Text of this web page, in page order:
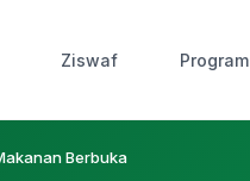
Ziswaf Program
Berbuka